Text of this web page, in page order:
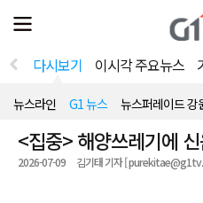
전
체
뉴
열
다시보기 이시각 주요뉴스
뉴스라인 G1 뉴스 뉴스퍼레이드 강
<집중> 해양쓰레기에
2026-07-09 김기태 기자 [